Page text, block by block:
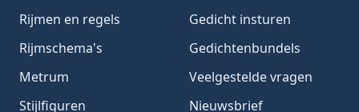
Rijmen en regels
Rijmschema's
Metrum
Stijlfiguren
Gedicht insturen
Gedichtenbundels
Veelgestelde vragen
Nieuwsbrief